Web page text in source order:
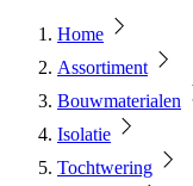
Home
Assortiment
Bouwmaterialen
Isolatie
Tochtwering